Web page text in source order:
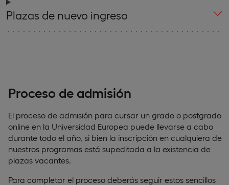
Plazas de nuevo ingreso
Proceso de admisión
El proceso de admisión para cursar un grado o postgrado
online en la Universidad Europea puede llevarse a cabo
durante todo el año, si bien la inscripción en cualquiera de
nuestros programas está supeditada a la existencia de
plazas vacantes.
Para completar el proceso deberás seguir estos sencillos